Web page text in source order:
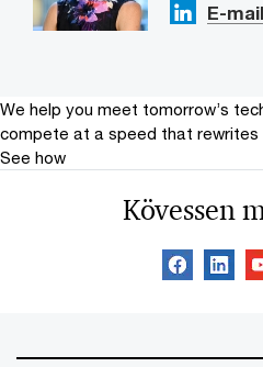
E-mail
We help you meet tomorrow’s
compete at a speed that rewrites
See how
Kövessen